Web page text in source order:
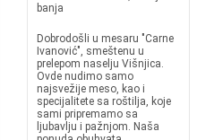
banja
Dobrodošli u mesaru "Carne
Ivanović", smeštenu u
prelepom naselju Višnjica.
Ovde nudimo samo
najsvežije meso, kao i
specijalitete sa roštilja, koje
sami pripremamo sa
ljubavlju i pažnjom. Naša